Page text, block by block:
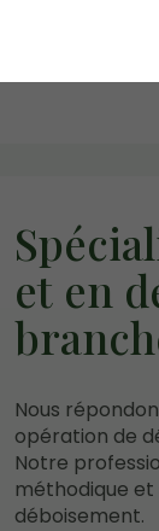
et en
Nous
opération de
Notre
méthodique et
déboisement.